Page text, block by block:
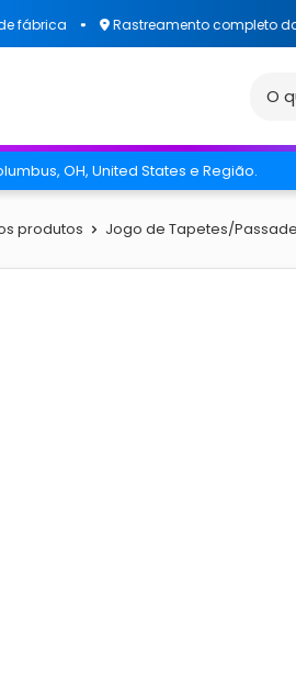
Rastreamento completo da sua
OH, United States e Região.
produtos Jogo de Tapetes/